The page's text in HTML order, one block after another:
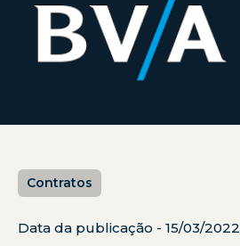
Contratos
Data da publicação - 15/03/2022